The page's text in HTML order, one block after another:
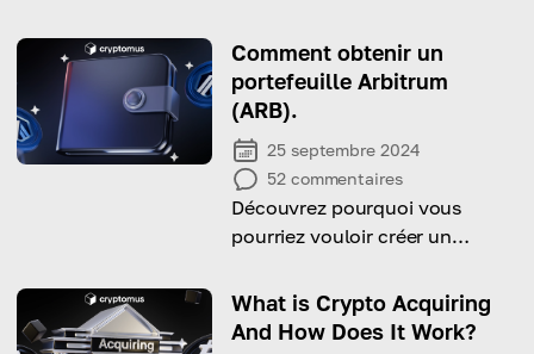
tendances clés révélées !
Comment obtenir un
portefeuille Arbitrum
(ARB).
25 septembre 2024
52 commentaires
Découvrez pourquoi vous
pourriez vouloir créer un
comment le faire rapidement !
What is Crypto Acquiring
And How Does It Work?